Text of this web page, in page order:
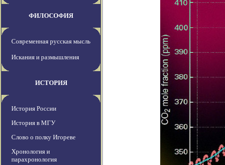
ФИЛОСОФИЯ
Современная русская мысль
Искания и размышления
ИСТОРИЯ
История России
История в МГУ
Слово о полку Игореве
Хронология и
парахронология